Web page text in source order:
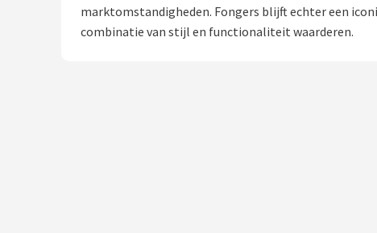
Kinderfietsen
marktomstandigheden. Fongers blijft echter een
combinatie van stijl en functionaliteit waarderen.